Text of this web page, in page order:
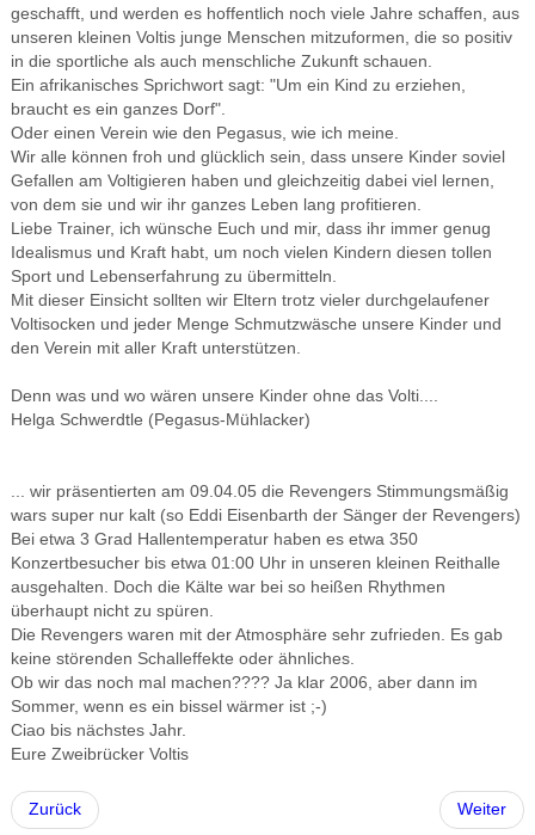
geschafft, und werden es hoffentlich noch viele Jahre schaffen, aus
unseren kleinen Voltis junge Menschen mitzuformen, die so positiv
in die sportliche als auch menschliche Zukunft schauen.
Ein afrikanisches Sprichwort sagt: "Um ein Kind zu erziehen,
braucht es ein ganzes Dorf".
Oder einen Verein wie den Pegasus, wie ich meine.
Wir alle können froh und glücklich sein, dass unsere Kinder soviel
Gefallen am Voltigieren haben und gleichzeitig dabei viel lernen,
von dem sie und wir ihr ganzes Leben lang profitieren.
Liebe Trainer, ich wünsche Euch und mir, dass ihr immer genug
Idealismus und Kraft habt, um noch vielen Kindern diesen tollen
Sport und Lebenserfahrung zu übermitteln.
Mit dieser Einsicht sollten wir Eltern trotz vieler durchgelaufener
Voltisocken und jeder Menge Schmutzwäsche unsere Kinder und
den Verein mit aller Kraft unterstützen.
Denn was und wo wären unsere Kinder ohne das Volti....
Helga Schwerdtle (Pegasus-Mühlacker)
... wir präsentierten am 09.04.05 die Revengers Stimmungsmäßig
wars super nur kalt (so Eddi Eisenbarth der Sänger der Revengers)
Bei etwa 3 Grad Hallentemperatur haben es etwa 350
Konzertbesucher bis etwa 01:00 Uhr in unseren kleinen Reithalle
ausgehalten. Doch die Kälte war bei so heißen Rhythmen
überhaupt nicht zu spüren.
Die Revengers waren mit der Atmosphäre sehr zufrieden. Es gab
keine störenden Schalleffekte oder ähnliches.
Ob wir das noch mal machen???? Ja klar 2006, aber dann im
Sommer, wenn es ein bissel wärmer ist ;-)
Ciao bis nächstes Jahr.
Eure Zweibrücker Voltis
Zurück Weiter